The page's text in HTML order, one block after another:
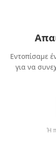
Εντοπίσαμε
για να
Ή